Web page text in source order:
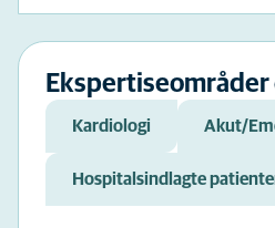
Ekspertiseområder
Kardiologi Akut/
Hospitalsindlagte